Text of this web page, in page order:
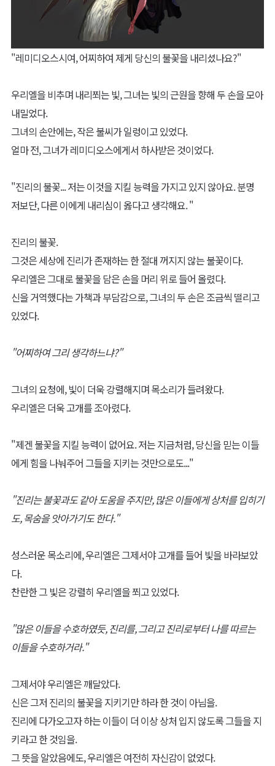
"레미디오스시여, 어찌하여 제게 당신의 불꽃을 내리셨나요?"
우리엘을 비추며 내리쬐는 빛, 그녀는 빛의 근원을 향해 두 손을 모아
내밀었다.
그녀의 손안에는, 작은 불씨가 일렁이고 있었다.
얼마 전, 그녀가 레미디오스에게서 하사받은 것이었다.
"진리의 불꽃... 저는 이것을 지킬 능력을 가지고 있지 않아요. 분명
저보단, 다른 이에게 내리심이 옳다고 생각해요. "
진리의 불꽃.
그것은 세상에 진리가 존재하는 한 절대 꺼지지 않는 불꽃이다.
우리엘은 그대로 불꽃을 담은 손을 머리 위로 들어 올렸다.
신을 거역했다는 가책과 부담감으로, 그녀의 두 손은 조금씩 떨리고
있었다.
"어찌하여 그리 생각하느냐?"
그녀의 요청에, 빛이 더욱 강렬해지며 목소리가 들려왔다.
우리엘은 더욱 고개를 조아렸다.
"제겐 불꽃을 지킬 능력이 없어요. 저는 지금처럼, 당신을 믿는 이들
에게 힘을 나눠주어 그들을 지키는 것만으로도..."
"진리는 불꽃과도 같아 도움을 주지만, 많은 이들에게 상처를 입히기
도, 목숨을 앗아가기도 한다."
성스러운 목소리에, 우리엘은 그제서야 고개를 들어 빛을 바라보았
다.
찬란한 그 빛은 강렬히 우리엘을 쬐고 있었다.
"많은 이들을 수호하였듯, 진리를, 그리고 진리로부터 나를 따르는
이들을 수호하거라."
그제서야 우리엘은 깨달았다.
신은 그저 진리의 불꽃을 지키기만 하라 한 것이 아님을.
진리에 다가오고자 하는 이들이 더 이상 상처 입지 않도록 그들을 지
키라고 한 것임을.
그 뜻을 알았음에도, 우리엘은 여전히 자신감이 없었다.